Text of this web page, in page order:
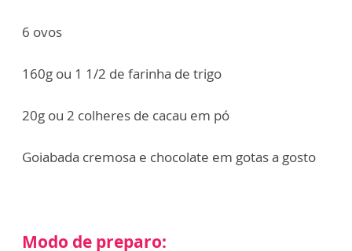
6 ovos
160g ou 1 1/2 de farinha de trigo
20g ou 2 colheres de cacau em pó
Goiabada cremosa e chocolate em gotas a gosto
Modo de preparo: